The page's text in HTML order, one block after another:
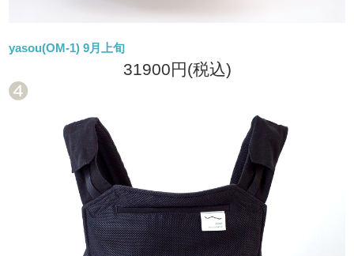
yasou(OM-1) 9月上旬
31900円 (税込)